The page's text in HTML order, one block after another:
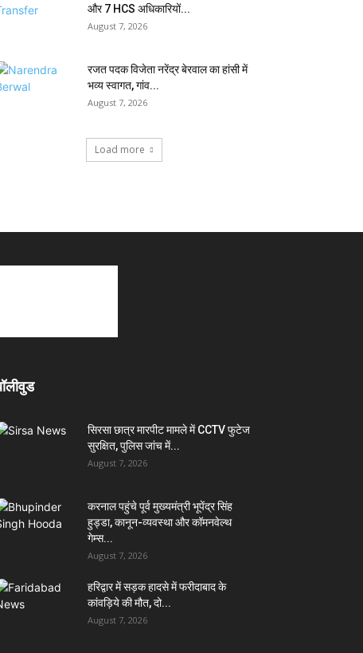
और 7 HCS अधिकारियों...
August 7, 2026
रजत पदक विजेता नरेंद्र बेरवाल का हांसी में
भव्य स्वागत, गांव...
August 7, 2026
Load more
सिरसा छात्र मारपीट मामले में CCTV फुटेज
सुरक्षित, पुलिस जांच में...
August 7, 2026
करनाल पहुंचे पूर्व मुख्यमंत्री भूपेंद्र सिंह
हुड्डा, कानून-व्यवस्था और कॉमनवेल्थ
गेम्स...
August 7, 2026
हरिद्वार में सड़क हादसे में फरीदाबाद के
कांवड़िये की मौत, दो...
August 7, 2026